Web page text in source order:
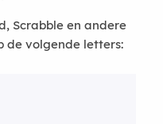
Scrabble en andere
de volgende letters: